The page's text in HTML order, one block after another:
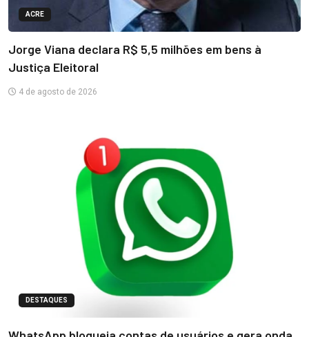
ACRE
Jorge Viana declara R$ 5,5 milhões em bens à
Justiça Eleitoral
4 de agosto de 2026
DESTAQUES